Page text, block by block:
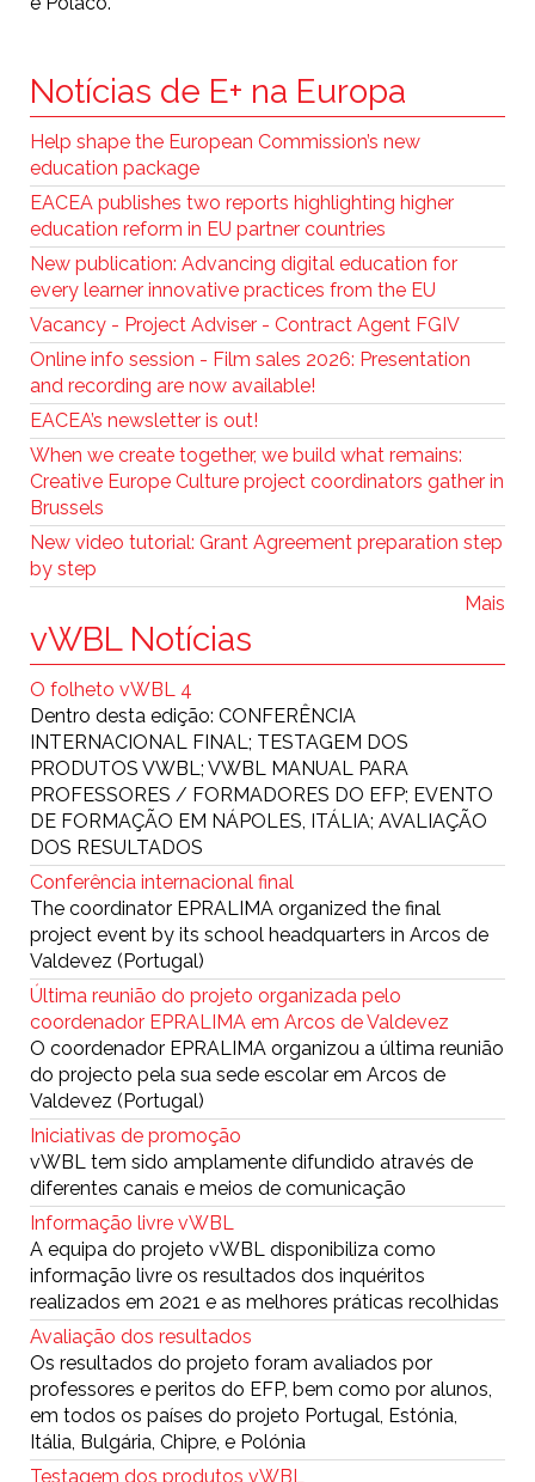
Notícias de E+ na Europa
Help shape the European Commission’s new
education package
EACEA publishes two reports highlighting higher
education reform in EU partner countries
New publication: Advancing digital education for
every learner innovative practices from the EU
Vacancy - Project Adviser - Contract Agent FGIV
Online info session - Film sales 2026: Presentation
and recording are now available!
EACEA’s newsletter is out!
When we create together, we build what remains:
Creative Europe Culture project coordinators gather in
Brussels
New video tutorial: Grant Agreement preparation step
by step
Mais
vWBL Notícias
O folheto vWBL 4
Dentro desta edição: CONFERÊNCIA
INTERNACIONAL FINAL; TESTAGEM DOS
PRODUTOS VWBL; VWBL MANUAL PARA
PROFESSORES / FORMADORES DO EFP; EVENTO
DE FORMAÇÃO EM NÁPOLES, ITÁLIA; AVALIAÇÃO
DOS RESULTADOS
Conferência internacional final
The coordinator EPRALIMA organized the final
project event by its school headquarters in Arcos de
Valdevez (Portugal)
Última reunião do projeto organizada pelo
coordenador EPRALIMA em Arcos de Valdevez
O coordenador EPRALIMA organizou a última reunião
do projecto pela sua sede escolar em Arcos de
Valdevez (Portugal)
Iniciativas de promoção
vWBL tem sido amplamente difundido através de
diferentes canais e meios de comunicação
Informação livre vWBL
A equipa do projeto vWBL disponibiliza como
informação livre os resultados dos inquéritos
realizados em 2021 e as melhores práticas recolhidas
Avaliação dos resultados
Os resultados do projeto foram avaliados por
professores e peritos do EFP, bem como por alunos,
em todos os países do projeto Portugal, Estónia,
Itália, Bulgária, Chipre, e Polónia
Testagem dos produtos vWBL